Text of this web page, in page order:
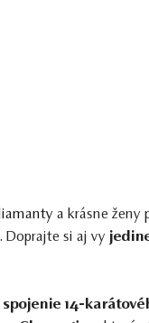
a krásne ženy
Doprajte si aj vy
spojenie 14-